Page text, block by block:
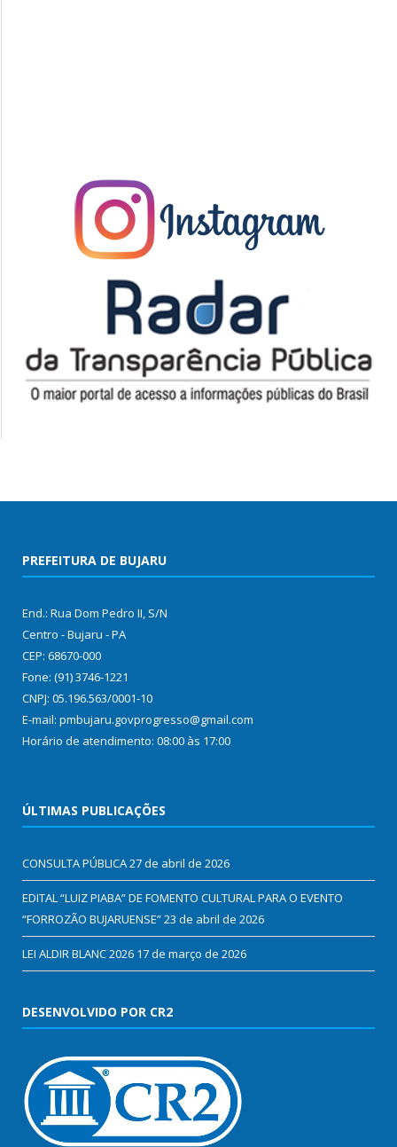
PREFEITURA DE BUJARU
End.: Rua Dom Pedro II, S/N
Centro - Bujaru - PA
CEP: 68670-000
Fone: (91) 3746-1221
CNPJ: 05.196.563/0001-10
E-mail: pmbujaru.govprogresso@gmail.com
Horário de atendimento: 08:00 às 17:00
ÚLTIMAS PUBLICAÇÕES
CONSULTA PÚBLICA27 de abril de 2026
EDITAL “LUIZ PIABA” DE FOMENTO CULTURAL PARA O EVENTO
“FORROZÃO BUJARUENSE”23 de abril de 2026
LEI ALDIR BLANC 2026 17 de março de 2026
DESENVOLVIDO POR CR2